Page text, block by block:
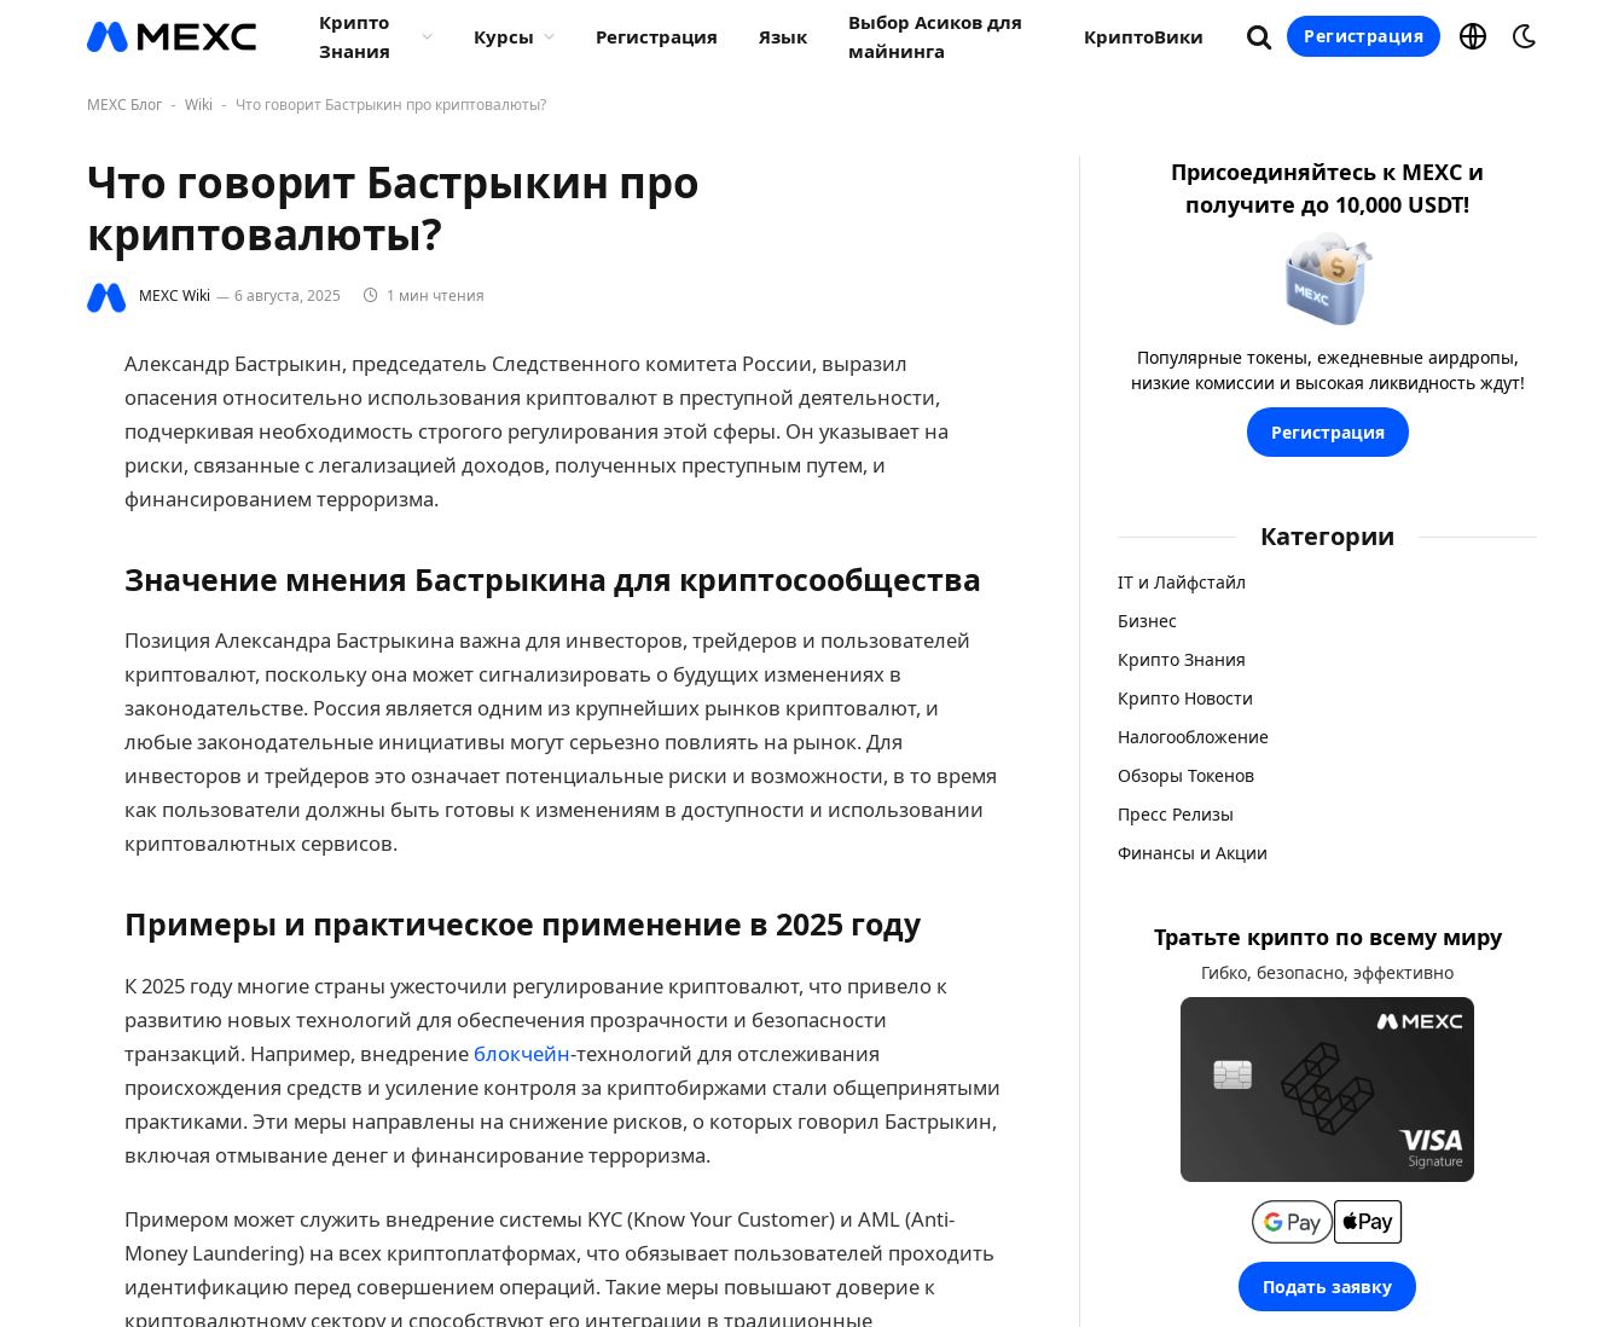
Крипто
Знания
Курсы Регистрация Язык
Выбор Асиков для
майнинга
КриптоВики Регистрация
MEXC Блог - Wiki - Что говорит Бастрыкин про криптовалюты?
Что говорит Бастрыкин про
криптовалюты?
MEXC Wiki 6 августа, 2025 1 мин чтения
Александр Бастрыкин, председатель Следственного комитета России, выразил
опасения относительно использования криптовалют в преступной деятельности,
подчеркивая необходимость строгого регулирования этой сферы. Он указывает на
риски, связанные с легализацией доходов, полученных преступным путем, и
финансированием терроризма.
Значение мнения Бастрыкина для криптосообщества
Позиция Александра Бастрыкина важна для инвесторов, трейдеров и пользователей
криптовалют, поскольку она может сигнализировать о будущих изменениях в
законодательстве. Россия является одним из крупнейших рынков криптовалют, и
любые законодательные инициативы могут серьезно повлиять на рынок. Для
инвесторов и трейдеров это означает потенциальные риски и возможности, в то время
как пользователи должны быть готовы к изменениям в доступности и использовании
криптовалютных сервисов.
Примеры и практическое применение в 2025 году
К 2025 году многие страны ужесточили регулирование криптовалют, что привело к
развитию новых технологий для обеспечения прозрачности и безопасности
транзакций. Например, внедрение блокчейн-технологий для отслеживания
происхождения средств и усиление контроля за криптобиржами стали общепринятыми
практиками. Эти меры направлены на снижение рисков, о которых говорил Бастрыкин,
включая отмывание денег и финансирование терроризма.
Примером может служить внедрение системы KYC (Know Your Customer) и AML (Anti-
Money Laundering) на всех криптоплатформах, что обязывает пользователей проходить
идентификацию перед совершением операций. Такие меры повышают доверие к
криптовалютному сектору и способствуют его интеграции в традиционные
Присоединяйтесь к MEXC и
получите до 10,000 USDT!
Популярные токены, ежедневные аирдропы,
низкие комиссии и высокая ликвидность ждут!
Регистрация
Категории
IT и Лайфстайл
Бизнес
Крипто Знания
Крипто Новости
Налогообложение
Обзоры Токенов
Пресс Релизы
Финансы и Акции
Тратьте крипто по всему миру
Гибко, безопасно, эффективно
Подать заявку